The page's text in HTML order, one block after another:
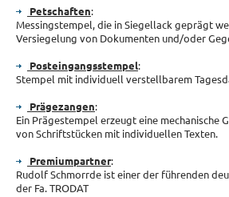
Petschaften:
Messingstempel, die in Siegellack geprägt
Versiegelung von Dokumenten und/oder
Posteingangsstempel:
Stempel mit individuell verstellbarem
Prägezangen:
Ein Prägestempel erzeugt eine mechanische
von Schriftstücken mit individuellen Texten.
Premiumpartner:
Rudolf Schmorrde ist einer der führenden
der Fa. TRODAT